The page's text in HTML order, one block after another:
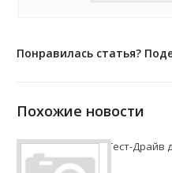
Понравилась статья?
Похожие новости
Тест-